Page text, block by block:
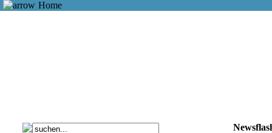
Home